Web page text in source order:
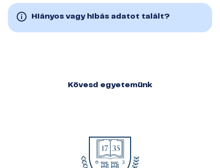
Hiányos vagy hibás adatot talált?
Kövesd egyetemünk